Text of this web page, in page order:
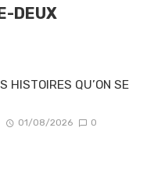
DEUX
HISTOIRES QU’ON SE
01/08/2026 0